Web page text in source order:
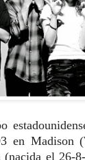
en Madison
(nacida el 26-